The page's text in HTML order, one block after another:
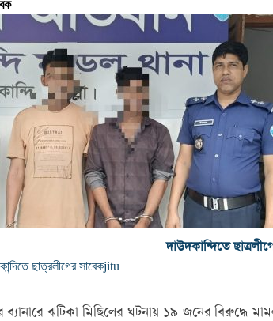
দাউদকান্দিতে
ছাত্রলীগের সাবেকjitu
ব্যানারে ঝটিকা মিছিলের ঘটনায় ১৯ জনের